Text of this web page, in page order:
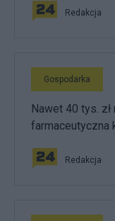
Redakcja
Gospodarka
Nawet 40 tys.
farmaceutyczna
Redakcja